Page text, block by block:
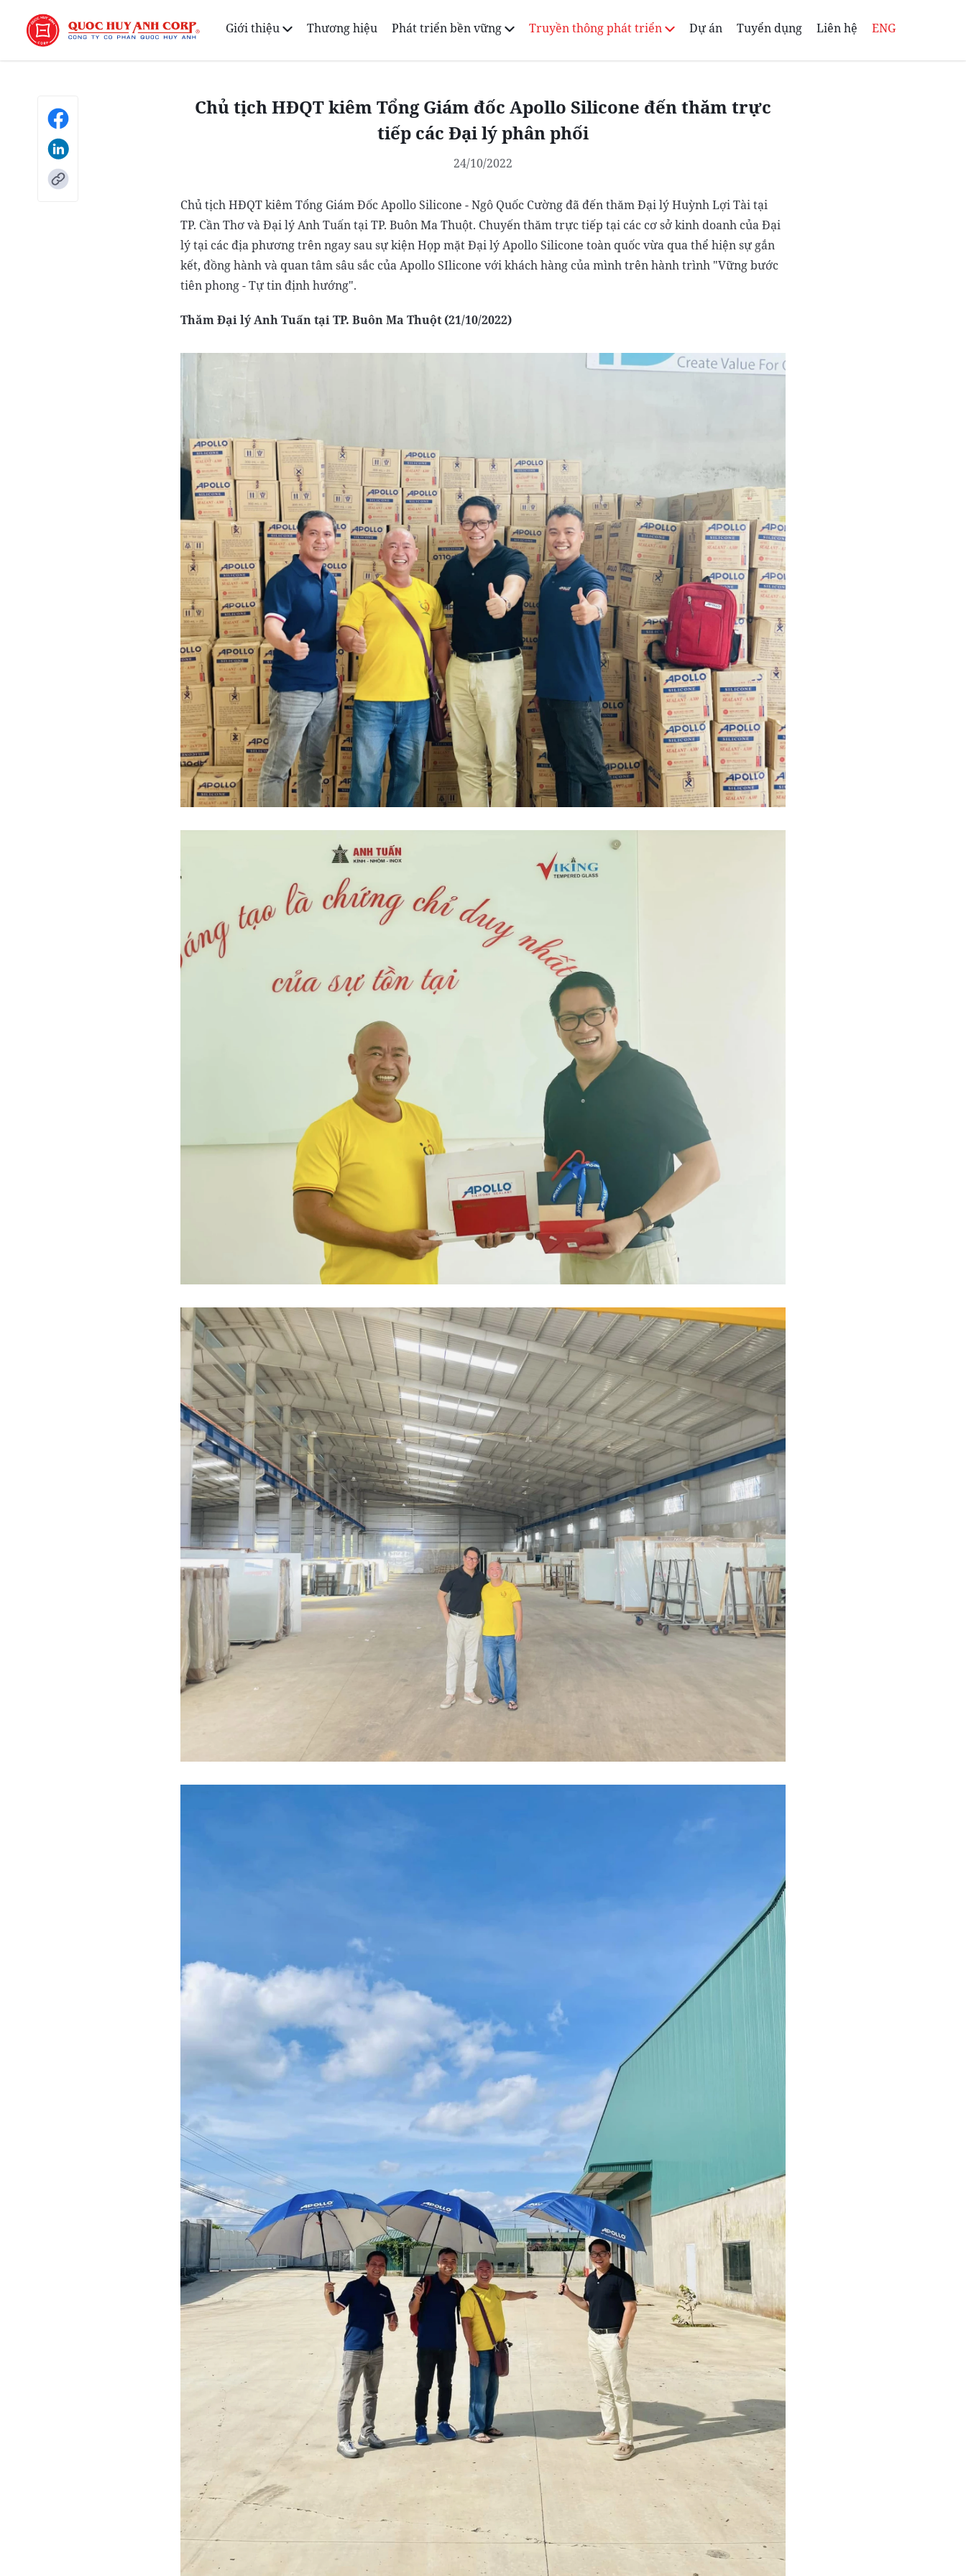
Giới thiệu Thương hiệu Phát triển bền vững Truyền thông phát triển Dự án Tuyển dụng Liên hệ ENG
Chủ tịch HĐQT kiêm Tổng Giám đốc Apollo Silicone đến thăm trực
tiếp các Đại lý phân phối
24/10/2022
Chủ tịch HĐQT kiêm Tổng Giám Đốc Apollo Silicone - Ngô Quốc Cường đã đến thăm Đại lý Huỳnh Lợi Tài tại
TP. Cần Thơ và Đại lý Anh Tuấn tại TP. Buôn Ma Thuột. Chuyến thăm trực tiếp tại các cơ sở kinh doanh của Đại
lý tại các địa phương trên ngay sau sự kiện Họp mặt Đại lý Apollo Silicone toàn quốc vừa qua thể hiện sự gắn
kết, đồng hành và quan tâm sâu sắc của Apollo SIlicone với khách hàng của mình trên hành trình "Vững bước
tiên phong - Tự tin định hướng".
Thăm Đại lý Anh Tuấn tại TP. Buôn Ma Thuột (21/10/2022)